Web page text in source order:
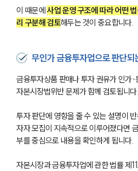
이 때문에 사업 운영 구조에 따라 어떤
리 구분해 검토해두는 것이 중요합니다.
무인가 금융투자업으로 판단되
금융투자상품 판매나 투자 권유가 인가
자본시장법위반 문제가 함께 검토됩니다.
투자 판단에 영향을 줄 수 있는 설명이
자자 모집이 지속적으로 이루어졌다면
부를 중심으로 내용을 확인하게 됩니다.
자본시장과 금융투자업에 관한 법률 제